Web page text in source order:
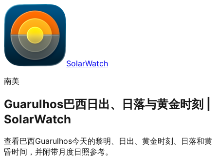
SolarWatch
南美
Guarulhos巴西日出、日落与黄金时刻 |
SolarWatch
查看巴西Guarulhos今天的黎明、日出、黄金时刻、日落和黄
昏时间，并附带月度日照参考。